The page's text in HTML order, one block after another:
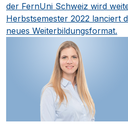
der FernUni Schweiz wird
Herbstsemester 2022 lanciert
neues Weiterbildungsformat.